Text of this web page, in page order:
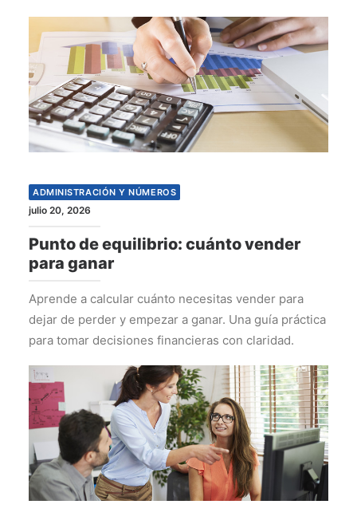
ADMINISTRACIÓN Y NÚMEROS
julio 20, 2026
Punto de equilibrio: cuánto vender
para ganar
Aprende a calcular cuánto necesitas vender para
dejar de perder y empezar a ganar. Una guía práctica
para tomar decisiones financieras con claridad.